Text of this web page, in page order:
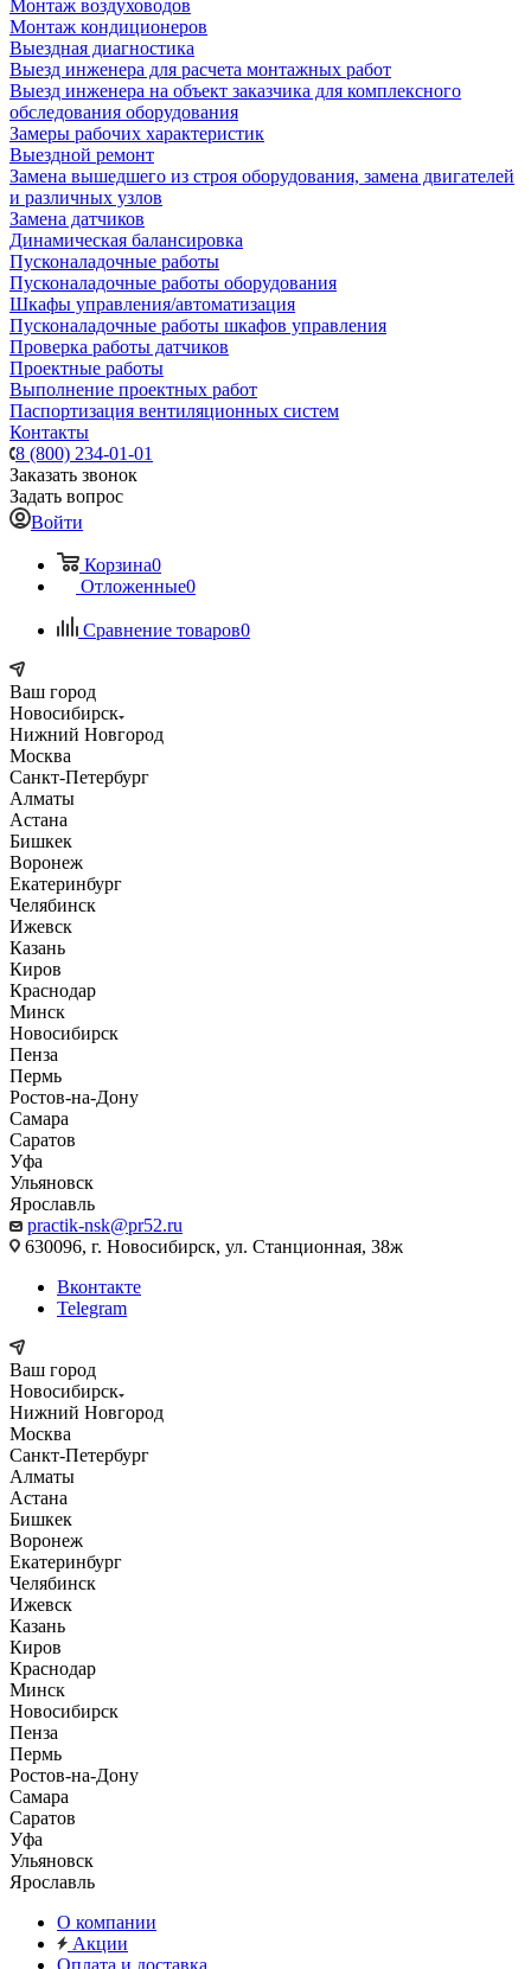
Монтаж воздуховодов
Монтаж кондиционеров
Выездная диагностика
Выезд инженера для расчета монтажных работ
Выезд инженера на объект заказчика для комплексного
обследования оборудования
Замеры рабочих характеристик
Выездной ремонт
Замена вышедшего из строя оборудования, замена двигателей
и различных узлов
Замена датчиков
Динамическая балансировка
Пусконаладочные работы
Пусконаладочные работы оборудования
Шкафы управления/автоматизация
Пусконаладочные работы шкафов управления
Проверка работы датчиков
Проектные работы
Выполнение проектных работ
Паспортизация вентиляционных систем
Контакты
8 (800) 234-01-01
Заказать звонок
Задать вопрос
Войти
Корзина0
Отложенные0
Сравнение товаров0
Ваш город
Новосибирск
Нижний Новгород
Москва
Санкт-Петербург
Алматы
Астана
Бишкек
Воронеж
Екатеринбург
Челябинск
Ижевск
Казань
Киров
Краснодар
Минск
Новосибирск
Пенза
Пермь
Ростов-на-Дону
Самара
Саратов
Уфа
Ульяновск
Ярославль
practik-nsk@pr52.ru
630096, г. Новосибирск, ул. Станционная, 38ж
Вконтакте
Telegram
Ваш город
Новосибирск
Нижний Новгород
Москва
Санкт-Петербург
Алматы
Астана
Бишкек
Воронеж
Екатеринбург
Челябинск
Ижевск
Казань
Киров
Краснодар
Минск
Новосибирск
Пенза
Пермь
Ростов-на-Дону
Самара
Саратов
Уфа
Ульяновск
Ярославль
О компании
Акции
Оплата и доставка